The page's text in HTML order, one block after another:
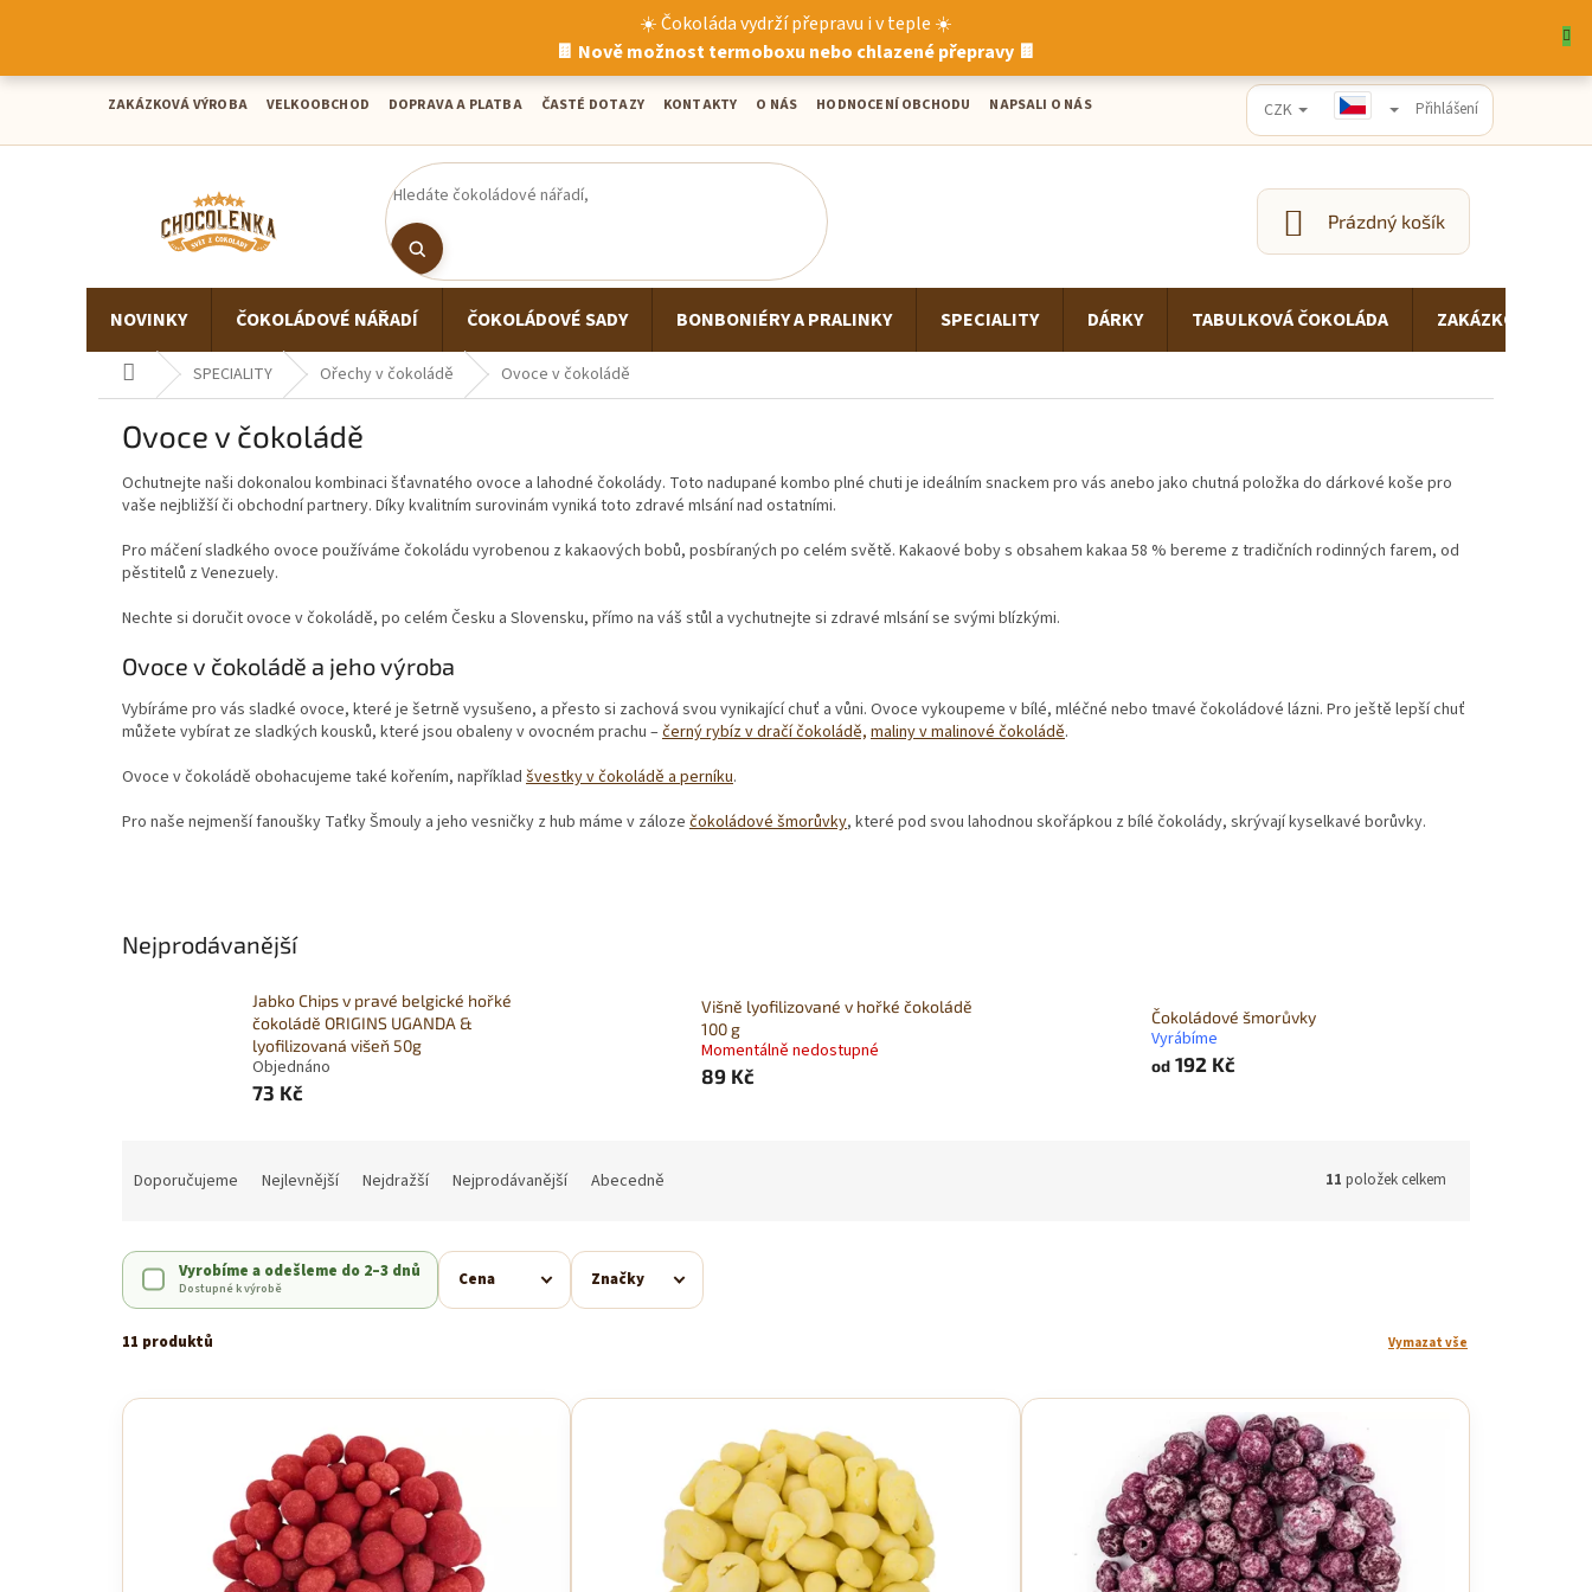
☀️ Čokoláda vydrží přepravu i v teple ☀️
🍫 Nově možnost termoboxu nebo chlazené přepravy 🍫
ZAKÁZKOVÁ VÝROBA VELKOOBCHOD DOPRAVA A PLATBA ČASTÉ DOTAZY KONTAKTY O NÁS HODNOCENÍ OBCHODU NAPSALI O NÁS CZK Přihlášení
NÁKUPNÍ
KOŠÍK
Prázdný košík
NOVINKY ČOKOLÁDOVÉ NÁŘADÍ ČOKOLÁDOVÉ SADY BONBONIÉRY A PRALINKY SPECIALITY DÁRKY TABULKOVÁ ČOKOLÁDA ZAKÁZKOVÁ
Domů SPECIALITY Ořechy v čokoládě Ovoce v čokoládě
Ovoce v čokoládě
Ochutnejte naši dokonalou kombinaci šťavnatého ovoce a lahodné čokolády. Toto nadupané kombo plné chuti je ideálním snackem pro vás anebo jako chutná položka do dárkové koše pro
vaše nejbližší či obchodní partnery. Díky kvalitním surovinám vyniká toto zdravé mlsání nad ostatními.
Pro máčení sladkého ovoce používáme čokoládu vyrobenou z kakaových bobů, posbíraných po celém světě. Kakaové boby s obsahem kakaa 58 % bereme z tradičních rodinných farem, od
pěstitelů z Venezuely.
Nechte si doručit ovoce v čokoládě, po celém Česku a Slovensku, přímo na váš stůl a vychutnejte si zdravé mlsání se svými blízkými.
Ovoce v čokoládě a jeho výroba
Vybíráme pro vás sladké ovoce, které je šetrně vysušeno, a přesto si zachová svou vynikající chuť a vůni. Ovoce vykoupeme v bílé, mléčné nebo tmavé čokoládové lázni. Pro ještě lepší chuť
můžete vybírat ze sladkých kousků, které jsou obaleny v ovocném prachu –černý rybíz v dračí čokoládě, maliny v malinové čokoládě.
Ovoce v čokoládě obohacujeme také kořením, například švestky v čokoládě a perníku.
Pro naše nejmenší fanoušky Taťky Šmouly a jeho vesničky z hub máme v záloze čokoládové šmorůvky, které pod svou lahodnou skořápkou z bílé čokolády, skrývají kyselkavé borůvky.
Nejprodávanější
Jabko Chips v pravé belgické hořké
čokoládě ORIGINS UGANDA &
lyofilizovaná višeň 50g
Objednáno
73 Kč
Višně lyofilizované v hořké čokoládě
100 g
Momentálně nedostupné
89 Kč
Čokoládové šmorůvky
Vyrábíme
od192 Kč
n
p
r
u
Doporučujeme Nejlevnější Nejdražší Nejprodávanější Abecedně 11 položek celkem
Vyrobíme a odešleme do 2–3 dnů
Dostupné k výrobě Cena Značky
11 produktů Vymazat vše
V